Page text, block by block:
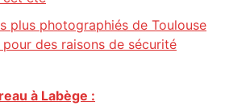
plus photographiés de Toulouse
des raisons de sécurité
à Labège :